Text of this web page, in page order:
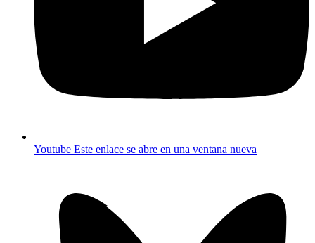
Youtube Este enlace se abre en una ventana nueva